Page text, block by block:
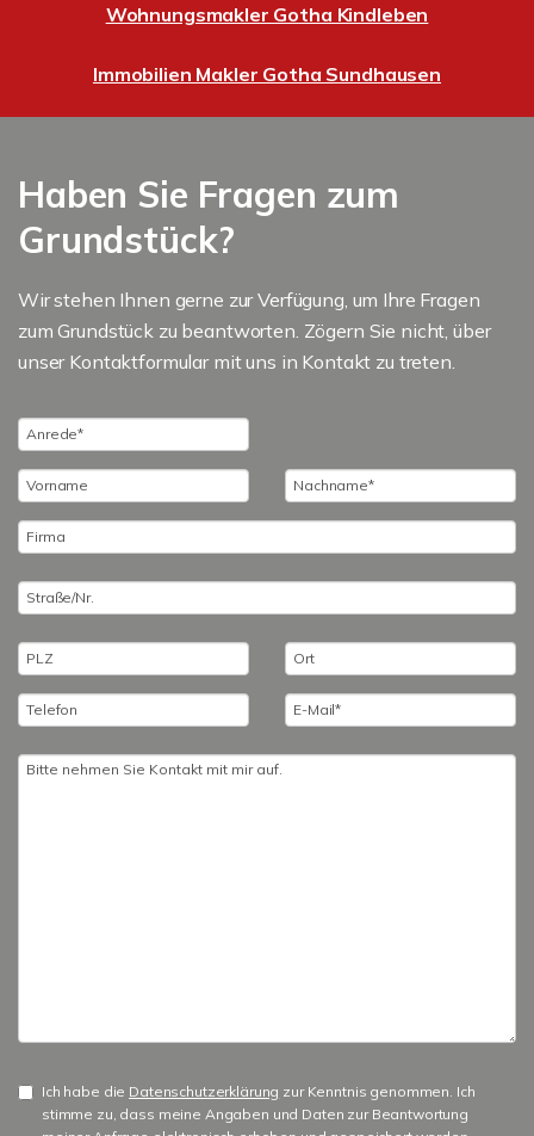
Wohnungsmakler Gotha Kindleben
Immobilien Makler Gotha Sundhausen
Haben Sie Fragen zum
Grundstück?
Wir stehen Ihnen gerne zur Verfügung, um Ihre Fragen
zum Grundstück zu beantworten. Zögern Sie nicht, über
unser Kontaktformular mit uns in Kontakt zu treten.
Ich habe die Datenschutzerklärung zur Kenntnis genommen. Ich
stimme zu, dass meine Angaben und Daten zur Beantwortung